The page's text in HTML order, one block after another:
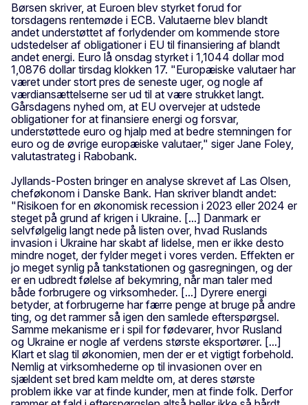
Børsen skriver, at Euroen blev styrket forud for
torsdagens rentemøde i ECB. Valutaerne blev blandt
andet understøttet af forlydender om kommende store
udstedelser af obligationer i EU til finansiering af blandt
andet energi. Euro lå onsdag styrket i 1,1044 dollar mod
1,0876 dollar tirsdag klokken 17. "Europæiske valutaer har
været under stort pres de seneste uger, og nogle af
værdiansættelserne ser ud til at være strukket langt.
Gårsdagens nyhed om, at EU overvejer at udstede
obligationer for at finansiere energi og forsvar,
understøttede euro og hjalp med at bedre stemningen for
euro og de øvrige europæiske valutaer," siger Jane Foley,
valutastrateg i Rabobank.
Jyllands-Posten bringer en analyse skrevet af Las Olsen,
cheføkonom i Danske Bank. Han skriver blandt andet:
"Risikoen for en økonomisk recession i 2023 eller 2024 er
steget på grund af krigen i Ukraine. [...] Danmark er
selvfølgelig langt nede på listen over, hvad Ruslands
invasion i Ukraine har skabt af lidelse, men er ikke desto
mindre noget, der fylder meget i vores verden. Effekten er
jo meget synlig på tankstationen og gasregningen, og der
er en udbredt følelse af bekymring, når man taler med
både forbrugere og virksomheder. [...] Dyrere energi
betyder, at forbrugerne har færre penge at bruge på andre
ting, og det rammer så igen den samlede efterspørgsel.
Samme mekanisme er i spil for fødevarer, hvor Rusland
og Ukraine er nogle af verdens største eksportører. [...]
Klart et slag til økonomien, men der er et vigtigt forbehold.
Nemlig at virksomhederne op til invasionen over en
sjældent set bred kam meldte om, at deres største
problem ikke var at finde kunder, men at finde folk. Derfor